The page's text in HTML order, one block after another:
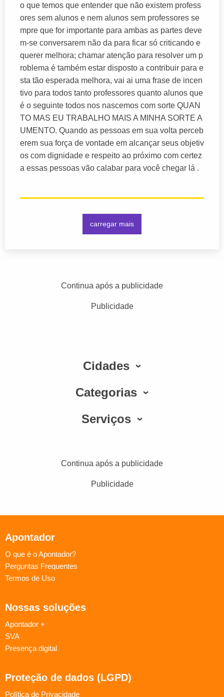
o que temos que entender que não existem profess
ores sem alunos e nem alunos sem professores se
mpre que for importante para ambas as partes deve
m-se conversarem não da para ficar só criticando e
querer melhora; chamar atenção para resolver um p
roblema é também estar disposto a contribuir para e
sta tão esperada melhora, vai ai uma frase de incen
tivo para todos tanto professores quanto alunos que
é o seguinte todos nos nascemos com sorte QUAN
TO MAS EU TRABALHO MAIS A MINHA SORTE A
UMENTO. Quando as pessoas em sua volta perceb
erem sua força de vontade em alcançar seus objetiv
os com dignidade e respeito ao próximo com certez
a essas pessoas vão calabar para você chegar lá .
carregar mais
Continua após a publicidade
Publicidade
Cidades
Categorias
Serviços
Continua após a publicidade
Publicidade
Apontador
O que é o Apontador?
Perguntas Frequentes
Termos de Uso
Nossas soluções
Apontador +
SVA
Presença digital
Proteção de dados (LGPD)
Política de Privacidade